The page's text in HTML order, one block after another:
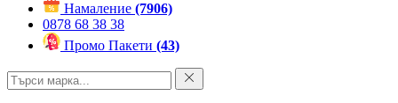
Намаление (7906)
0878 68 38 38
Промо Пакети (43)